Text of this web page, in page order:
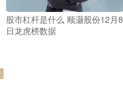
股市杠杆是什么 顺灏股份12月8
日龙虎榜数据